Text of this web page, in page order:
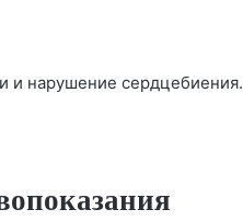
и нарушение сердцебиения.